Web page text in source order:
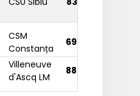
CSM
Constanța
69
Villeneuve
d'Ascq LM
88